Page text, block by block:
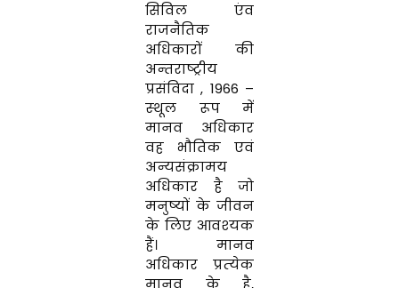
सिविल एंव
राजनैतिक
अधिकारों की
अन्‍तराष्‍ट्रीय
प्रसंविदा , 1966 –
स्‍थूल रूप में
मानव अधिकार
वह भौतिक एवं
अन्‍यसंक्रामय
अधिकार है जो
मनुष्‍यों के जीवन
के लिए आवश्‍यक
हैं। मानव
अधिकार प्रत्‍येक
मानव के है,